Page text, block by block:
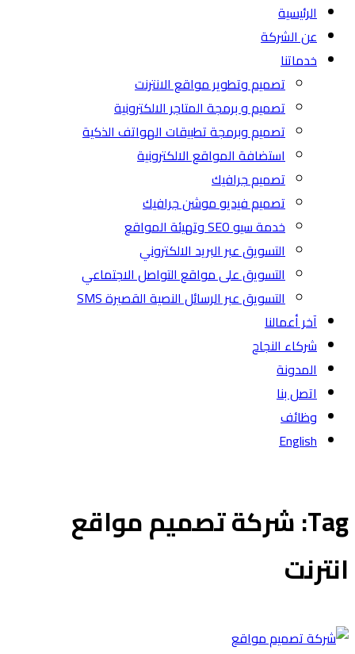
الرئيسية
عن الشركة
خدماتنا
تصميم وتطوير مواقع الانترنت
تصميم و برمجة المتاجر الالكترونية
تصميم وبرمجة تطبيقات الهواتف الذكية
استضافة المواقع الالكترونية
تصميم جرافيك
تصميم فيديو موشن جرافيك
خدمة سيو SEO وتهيئة المواقع
التسويق عبر البريد الالكتروني
التسويق على مواقع التواصل الاجتماعي
التسويق عبر الرسائل النصية القصيرة SMS
آخر أعمالنا
شركاء النجاح
المدونة
اتصل بنا
وظائف
English
Tag: شركة تصميم مواقع
انترنت